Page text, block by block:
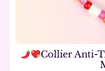
Collier Anti-